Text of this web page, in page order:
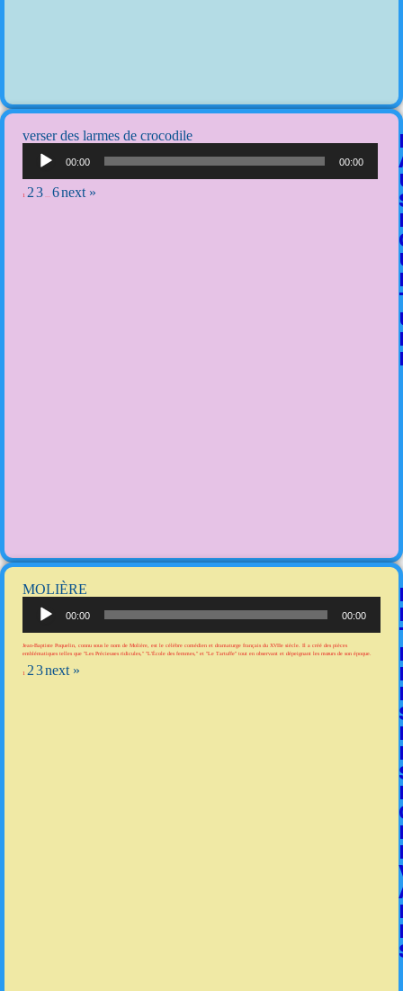
verser des larmes de crocodile
00:00 00:00
1 23 6next »
MOLIÈRE
00:00 00:00
Jean-Baptiste Poquelin, connu sous le nom de Molière, est le célèbre comédien et dramaturge français du XVIIe siècle. Il a créé des pièces
emblématiques telles que "Les Précieuses ridicules," "L'École des femmes," et "Le Tartuffe" tout en observant et dépeignant les mœurs de son époque.
1 23next »